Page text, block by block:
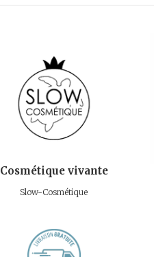
Cosmétique vivante
Slow-Cosmétique